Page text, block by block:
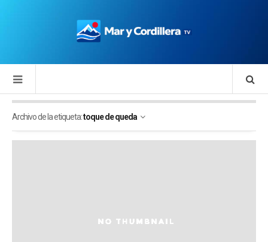
Archivo de la etiqueta:toque de queda